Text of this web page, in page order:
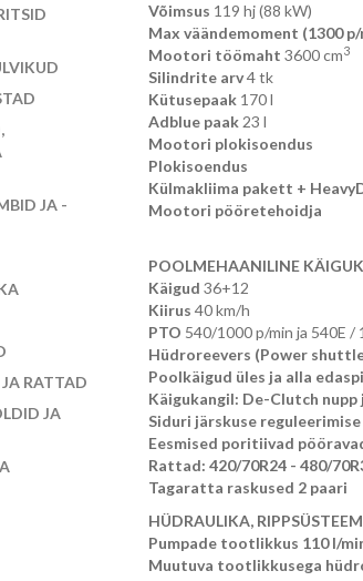
JA -
JA RATTAD
JA
Võimsus 119 hj (88 kW)
Max väändemoment (1300
Mootori töömaht 3600 cm3
Silindrite arv4 tk
Kütusepaak 170 l
Adblue paak 23 l
Mootori plokisoendus
Plokisoendus
Külmakliima pakett +
Mootori pööretehoidja
POOLMEHAANILINE
Käigud 36+12
Kiirus 40 km/h
PTO 540/1000 p/min ja 540E /
Hüdroreevers (Power
Poolkäigud üles ja alla
Käigukangil: De-Clutch
Siduri järskuse reguleerimise
Eesmised poritiivad
Rattad: 420/70R24 - 480/
Tagaratta raskused 2 paari
HÜDRAULIKA,
Pumpade tootlikkus 110 l/
Muutuva tootlikkusega